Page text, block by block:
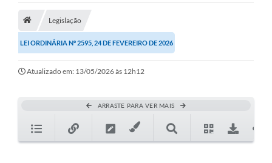
Legislação
LEI ORDINÁRIA Nº 2595, 24 DE FEVEREIRO DE 2026
Atualizado em: 13/05/2026 às 12h12
ARRASTE PARA VER MAIS